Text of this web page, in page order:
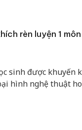
rèn luyện 1
sinh được khuyến
hình nghệ thuật